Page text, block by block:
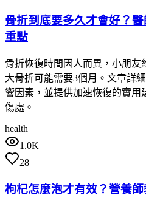
骨折到底要多久才會好？
重點
骨折恢復時間因人而異，小朋友
大骨折可能需要3個月。文章詳
響因素，並提供加速恢復的實用
傷處。
health
1.0K
28
枸杞怎麼泡才有效？營養